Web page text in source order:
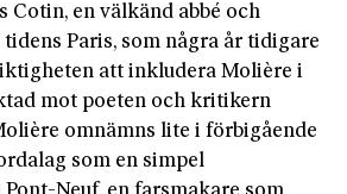
Cotin, en välkänd abbé och
Paris, som några år tidigare
att inkludera Molière i
mot poeten och kritikern
omnämns lite i förbigående
som en simpel